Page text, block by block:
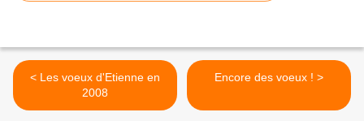
< Les voeux d'Etienne en
2008
Encore des voeux ! >